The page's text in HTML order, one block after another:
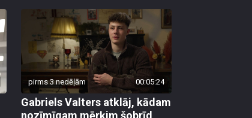
pirms 3 nedēļām 00:05:24
Gabriels Valters atklāj, kādam
nozīmīgam mērķim šobrīd